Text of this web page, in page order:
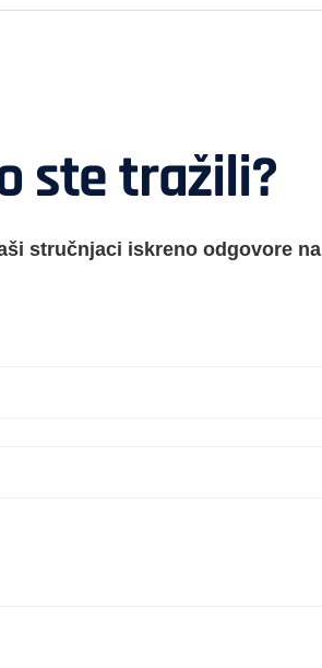
ste tražili?
stručnjaci iskreno odgovore na